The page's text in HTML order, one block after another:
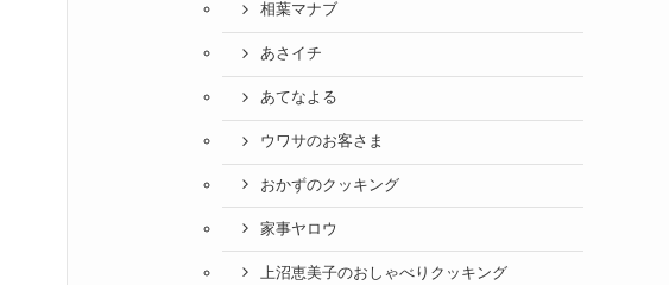
相葉マナブ
あさイチ
あてなよる
ウワサのお客さま
おかずのクッキング
家事ヤロウ
上沼恵美子のおしゃべりクッキング